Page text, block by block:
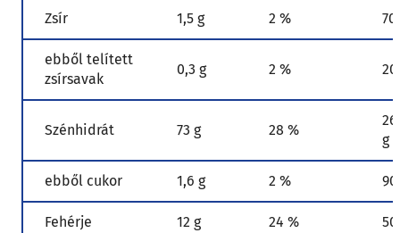
Zsír 1,5 g 2 % 70
ebből telített
zsírsavak
0,3 g 2 % 20
Szénhidrát 73 g 28 %
g
ebből cukor 1,6 g 2 % 90
Fehérje 12 g 24 % 50